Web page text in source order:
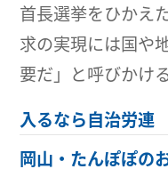
首長選挙をひかえ
求の実現には国や
要だ」と呼びかけ
入るなら自治労
岡山・たんぽぽの